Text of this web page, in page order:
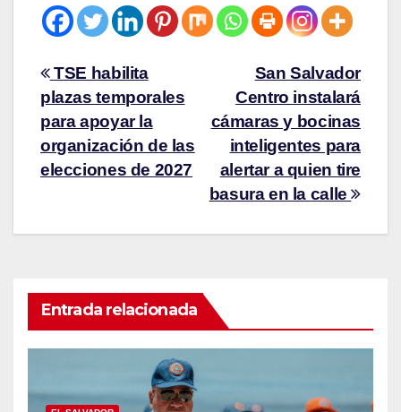
San Salvador
Centro instalará
cámaras y bocinas
inteligentes para
alertar a quien tire
basura en la calle
TSE habilita
plazas temporales
para apoyar la
organización de las
elecciones de 2027
Entrada relacionada